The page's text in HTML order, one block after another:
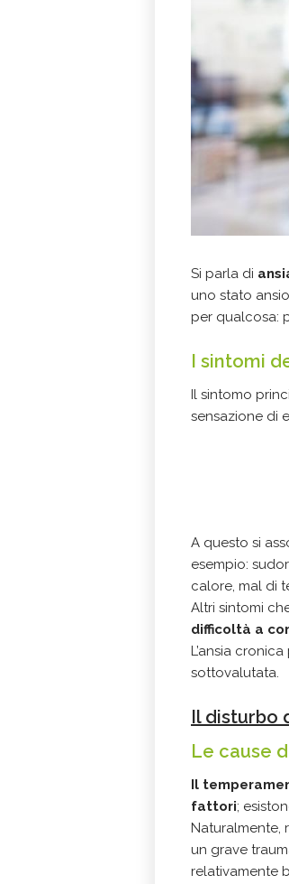
Si parla di
uno stato
per qualcosa:
I sintomi
Il sintomo
sensazione di
A questo si
esempio:
calore, mal di
Altri sintomi
difficoltà a
L’ansia
sottovalutata.
Il disturbo
Le cause
Il
fattori;
Naturalmente,
un grave
relativamente